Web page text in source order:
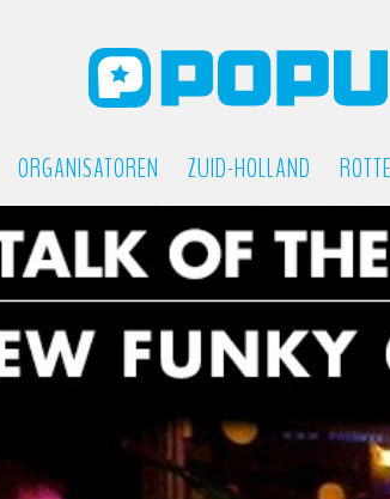
ORGANISATOREN ZUID-HOLLAND